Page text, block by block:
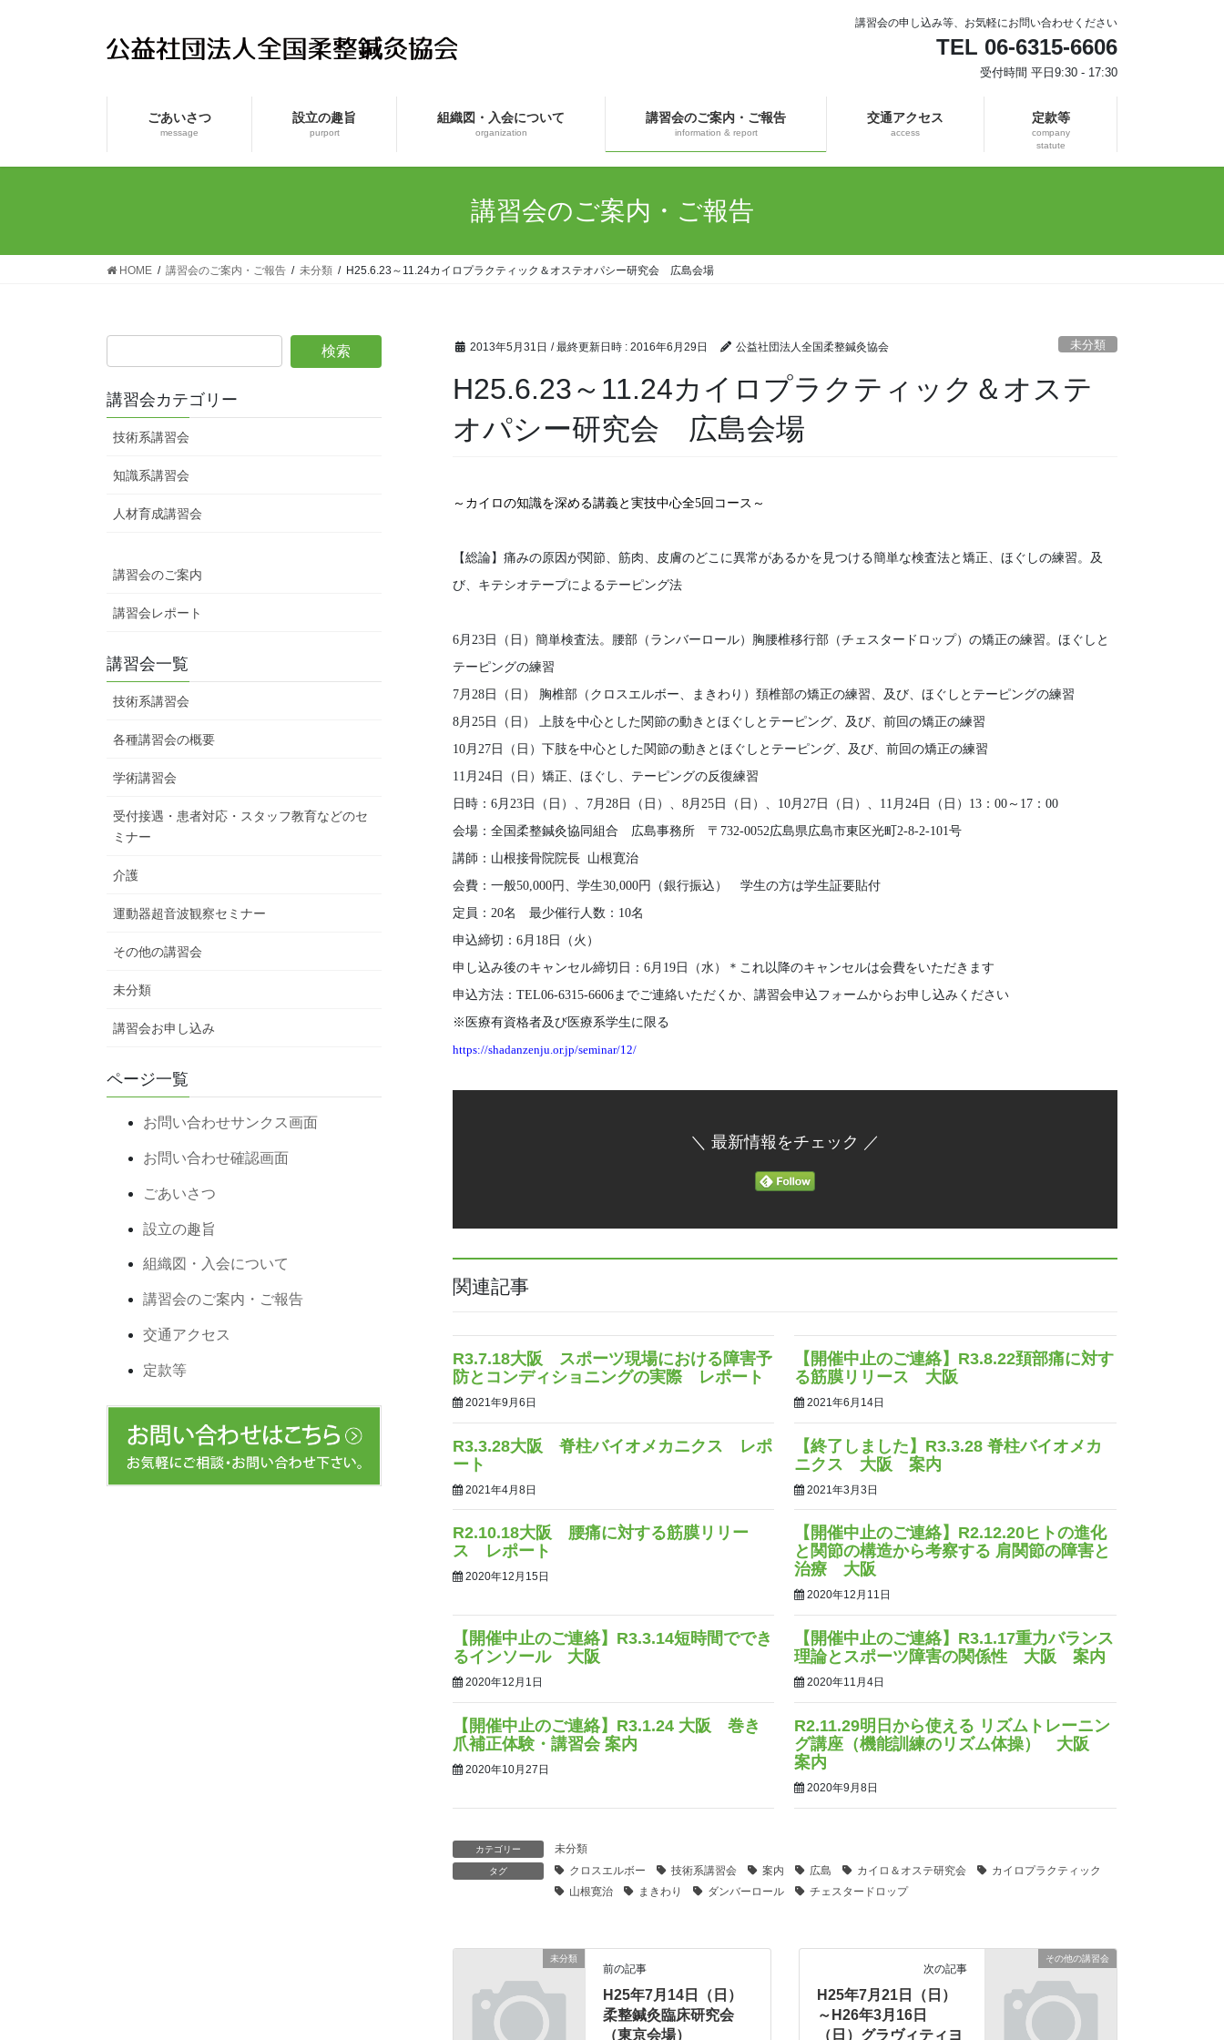
講習会の申し込み等、お気軽にお問い合わせください
TEL 06-6315-6606
受付時間 平日9:30 - 17:30
ごあいさつ
message
設立の趣旨
purport
組織図・入会について
organization
講習会のご案内・ご報告
information & report
交通アクセス
access
定款等
company
statute
講習会のご案内・ご報告
HOME 講習会のご案内・ご報告 未分類 H25.6.23～11.24カイロプラクティック＆オステオパシー研究会 広島会場
2013年5月31日 / 最終更新日時 : 2016年6月29日 公益社団法人全国柔整鍼灸協会 未分類
H25.6.23～11.24カイロプラクティック＆オステ
オパシー研究会 広島会場
～カイロの知識を深める講義と実技中心全5回コース～
【総論】痛みの原因が関節、筋肉、皮膚のどこに異常があるかを見つける簡単な検査法と矯正、ほぐしの練習。及
び、キテシオテープによるテーピング法
6月23日（日）簡単検査法。腰部（ランバーロール）胸腰椎移行部（チェスタードロップ）の矯正の練習。ほぐしと
テーピングの練習
7月28日（日） 胸椎部（クロスエルボー、まきわり）頚椎部の矯正の練習、及び、ほぐしとテーピングの練習
8月25日（日） 上肢を中心とした関節の動きとほぐしとテーピング、及び、前回の矯正の練習
10月27日（日）下肢を中心とした関節の動きとほぐしとテーピング、及び、前回の矯正の練習
11月24日（日）矯正、ほぐし、テーピングの反復練習
日時：6月23日（日）、7月28日（日）、8月25日（日）、10月27日（日）、11月24日（日） 13：00～17：00
会場：全国柔整鍼灸協同組合 広島事務所 〒732-0052広島県広島市東区光町2-8-2-101号
講師：山根接骨院院長 山根寛治
会費：一般50,000円、学生30,000円（銀行振込） 学生の方は学生証要貼付
定員：20名 最少催行人数：10名
申込締切：6月18日（火）
申し込み後のキャンセル締切日：6月19日（水）
＊ これ以降のキャンセルは会費をいただきます
申込方法：TEL06-6315-6606までご連絡いただくか、講習会申込フォームからお申し込みください
※医療有資格者及び医療系学生に限る
https://shadanzenju.or.jp/seminar/12/
＼ 最新情報をチェック ／
関連記事
R3.7.18大阪 スポーツ現場における障害予
防とコンディショニングの実際 レポート
2021年9月6日
【開催中止のご連絡】R3.8.22頚部痛に対す
る筋膜リリース 大阪
2021年6月14日
R3.3.28大阪 脊柱バイオメカニクス レポ
ート
2021年4月8日
【終了しました】R3.3.28 脊柱バイオメカ
ニクス 大阪 案内
2021年3月3日
R2.10.18大阪 腰痛に対する筋膜リリー
ス レポート
2020年12月15日
【開催中止のご連絡】R2.12.20ヒトの進化
と関節の構造から考察する 肩関節の障害と
治療 大阪
2020年12月11日
【開催中止のご連絡】R3.3.14短時間ででき
るインソール 大阪
2020年12月1日
【開催中止のご連絡】R3.1.17重力バランス
理論とスポーツ障害の関係性 大阪 案内
2020年11月4日
【開催中止のご連絡】R3.1.24 大阪 巻き
爪補正体験・講習会 案内
2020年10月27日
R2.11.29明日から使える リズムトレーニン
グ講座（機能訓練のリズム体操） 大阪
案内
2020年9月8日
カテゴリー 未分類
タグ クロスエルボー 技術系講習会 案内 広島 カイロ＆オステ研究会
カイロプラクティック
山根寛治
まきわり ダンバーロール チェスタードロップ
未分類
前の記事
H25年7月14日（日）
柔整鍼灸臨床研究会
（東京会場）
その他の講習会
次の記事
H25年7月21日（日）
～H26年3月16日
（日）グラヴィティヨ
講習会カテゴリー
技術系講習会
知識系講習会
人材育成講習会
講習会のご案内
講習会レポート
講習会一覧
技術系講習会
各種講習会の概要
学術講習会
受付接遇・患者対応・スタッフ教育などのセ
ミナー
介護
運動器超音波観察セミナー
その他の講習会
未分類
講習会お申し込み
ページ一覧
お問い合わせサンクス画面
お問い合わせ確認画面
ごあいさつ
設立の趣旨
組織図・入会について
講習会のご案内・ご報告
交通アクセス
定款等